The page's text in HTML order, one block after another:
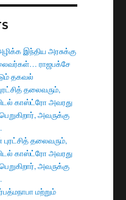
இந்திய அரசுக்கு
ராஜபக்சே
தகவல்
தலைவரும்,
காஸ்ட்ரோ அவரது
அவருக்கு
புரட்சித் தலைவரும்,
காஸ்ட்ரோ அவரது
அவருக்கு
மற்றும்